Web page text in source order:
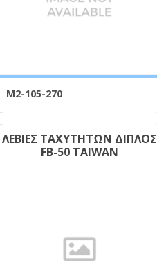
Μ2-105-270
ΛΕΒΙΕΣ ΤΑΧΥΤΗΤΩΝ ΔΙΠΛΟΣ
FΒ-50 ΤΑΙWΑΝ